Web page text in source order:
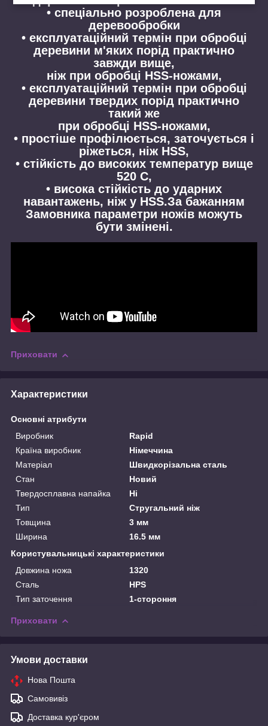
• спеціально розроблена для
деревообробки
• експлуатаційний термін при обробці
деревини м'яких порід практично
завжди вище,
ніж при обробці HSS-ножами,
• експлуатаційний термін при обробці
деревини твердих порід практично
такий же
при обробці HSS-ножами,
• простіше профілюється, заточується і
ріжеться, ніж HSS,
• стійкість до високих температур вище
520 С,
• висока стійкість до ударних
навантажень, ніж у HSS.За бажанням
Замовника параметри ножів можуть
бути змінені.
Приховати
Характеристики
Основні атрибути
Виробник
Rapid
Країна виробник
Німеччина
Матеріал
Швидкорізальна сталь
Стан
Новий
Твердосплавна напайка
Ні
Тип
Стругальний ніж
Товщина
3 мм
Ширина
16.5 мм
Користувальницькі характеристики
Довжина ножа
1320
Сталь
HPS
Тип заточення
1-стороння
Приховати
Умови доставки
Нова Пошта
Самовивіз
Доставка кур'єром